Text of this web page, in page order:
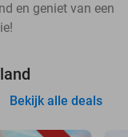
en geniet van een
Bekijk alle deals